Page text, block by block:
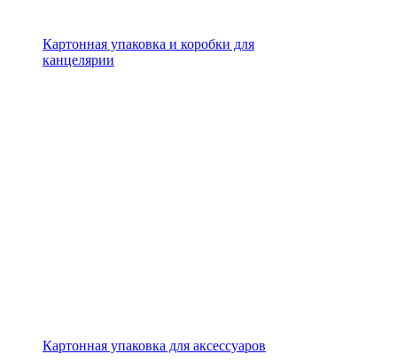
Картонная упаковка и коробки для
канцелярии
Картонная упаковка для аксессуаров